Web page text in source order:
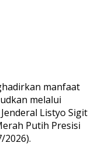
manfaat
melalui
Listyo Sigit
Putih Presisi
2026).